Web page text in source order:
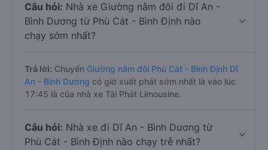
Câu hỏi: Nhà xe Giường nằm đôi đi Dĩ An -
Bình Dương từ Phù Cát - Bình Định nào
chạy sớm nhất?
Trả lời: Chuyến Giường nằm đôi Phù Cát - Bình Định Dĩ
An - Bình Dương có giờ xuất phát sớm nhất là vào lúc
17:45 là của nhà xe Tài Phát Limousine.
Câu hỏi: Nhà xe đi Dĩ An - Bình Dương từ
Phù Cát - Bình Định nào chạy trễ nhất?